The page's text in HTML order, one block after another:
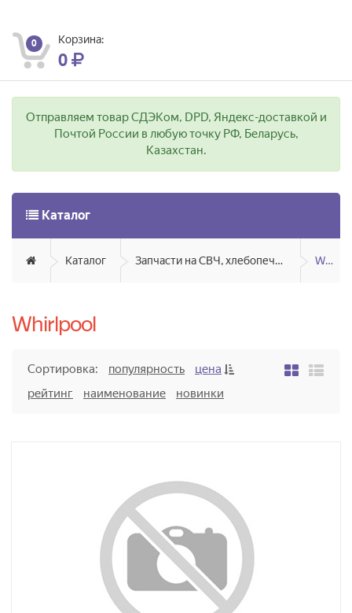
0 Корзина:
0
Отправляем товар СДЭКом, DPD, Яндекс-доставкой и
Почтой России в любую точку РФ, Беларусь,
Казахстан.
Каталог
Каталог Запчасти на СВЧ, хлебопечи, мультиварки, аэрогрили, грили Whirlpool
Whirlpool
Сортировка: популярность
цена
рейтинг
наименование новинки